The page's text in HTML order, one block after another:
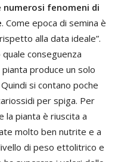
numerosi fenomeni di
. Come epoca di semina è
alla data ideale”.
conseguenza
produce un solo
si contano poche
per spiga. Per
la pianta è riuscita a
molto ben nutrite e a
di peso ettolitrico e